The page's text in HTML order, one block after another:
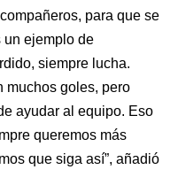
para que se
un ejemplo de
siempre lucha.
muchos goles, pero
ayudar al equipo. Eso
queremos más
que siga así”, añadió